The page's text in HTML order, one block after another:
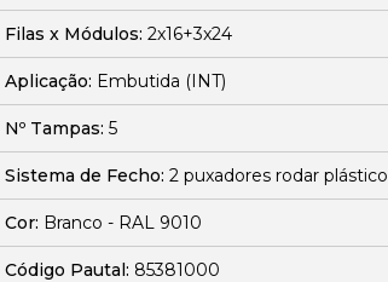
Filas x Módulos: 2x16+3x24
Aplicação: Embutida (INT)
Nº Tampas: 5
Sistema de Fecho: 2 puxadores rodar plástico
Cor: Branco - RAL 9010
Código Pautal: 85381000